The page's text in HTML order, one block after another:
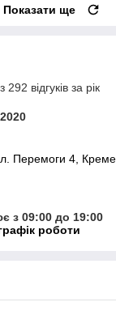
Показати ще
відгуків за рік
Перемоги 4,
з 09:00 до 19:00
роботи